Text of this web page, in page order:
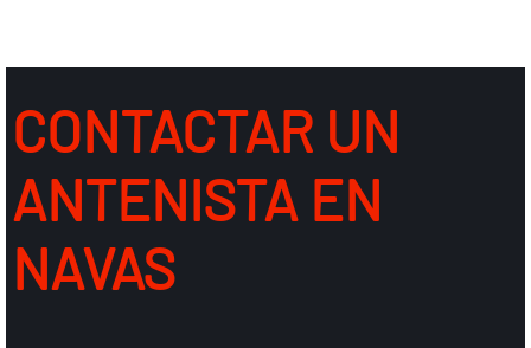
CONTACTAR UN
ANTENISTA EN
NAVAS